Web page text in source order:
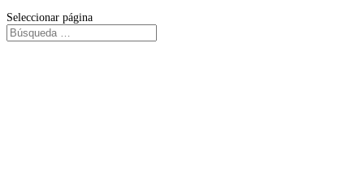
Seleccionar página